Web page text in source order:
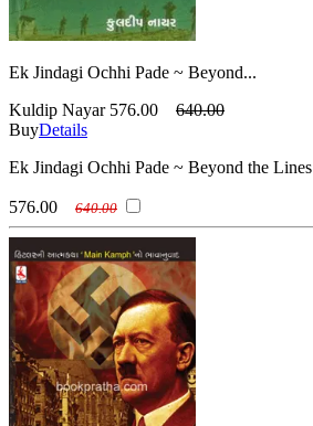
Ek Jindagi Ochhi Pade ~ Beyond...
Kuldip Nayar 576.00
640.00
BuyDetails
Ek Jindagi Ochhi Pade ~ Beyond the Lines
576.00 640.00